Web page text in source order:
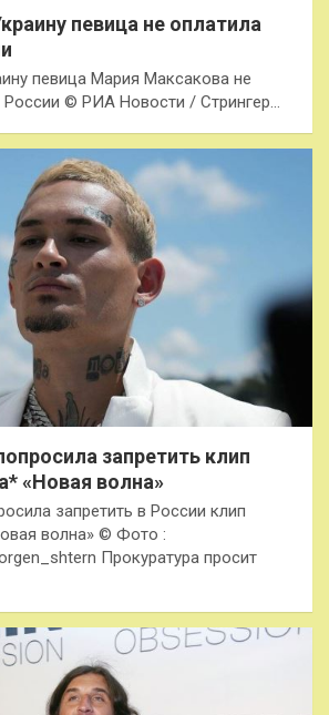
певица не оплатила
певица Мария Максакова не
России © РИА Новости / Стрингер…
запретить клип
«Новая волна»
запретить в России клип
волна» © Фото :
Прокуратура просит